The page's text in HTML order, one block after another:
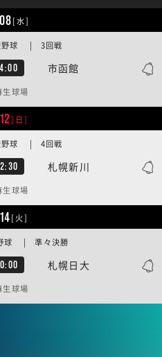
[水]
市函館
野球 | 3回戦
生球場
[日]
札幌新川
野球 | 4回戦
生球場
[火]
札幌日大
球 | 準々決勝
生球場